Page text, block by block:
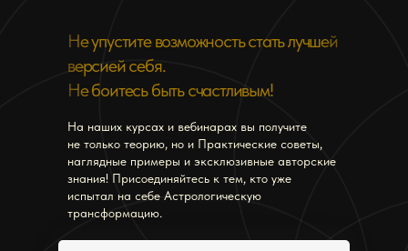
Не упустите возможность стать лучшей
версией себя.
Не боитесь быть счастливым!
На наших курсах и вебинарах вы получите
не только теорию, но и Практические советы,
наглядные примеры и эксклюзивные авторские
знания! Присоединяйтесь к тем, кто уже
испытал на себе Астрологическую
трансформацию.